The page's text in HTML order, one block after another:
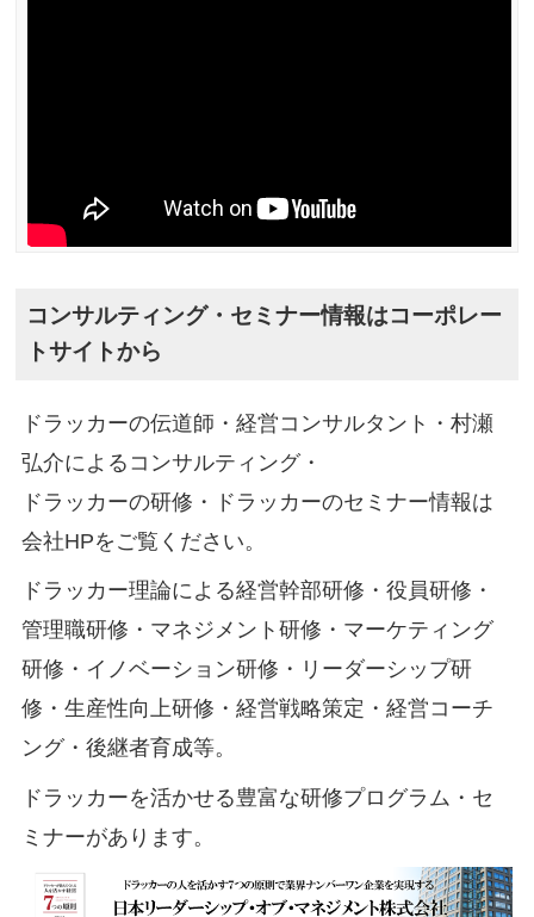
コンサルティング・セミナー情報はコーポレー
トサイトから
ドラッカーの伝道師・経営コンサルタント・村瀬
弘介によるコンサルティング・
ドラッカーの研修・ドラッカーのセミナー情報は
会社HPをご覧ください。
ドラッカー理論による経営幹部研修・役員研修・
管理職研修・マネジメント研修・マーケティング
研修・イノベーション研修・リーダーシップ研
修・生産性向上研修・経営戦略策定・経営コーチ
ング・後継者育成等。
ドラッカーを活かせる豊富な研修プログラム・セ
ミナーがあります。